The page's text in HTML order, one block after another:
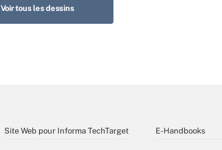
Voir tous les dessins
Site Web pour Informa TechTarget E-Handbooks